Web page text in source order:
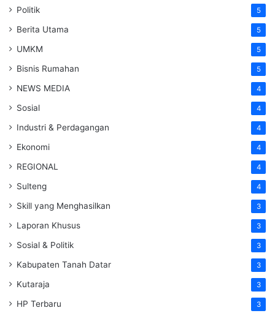
Politik 5
Berita Utama 5
UMKM 5
Bisnis Rumahan 5
NEWS MEDIA 4
Sosial 4
Industri & Perdagangan 4
Ekonomi 4
REGIONAL 4
Sulteng 4
Skill yang Menghasilkan 3
Laporan Khusus 3
Sosial & Politik 3
Kabupaten Tanah Datar 3
Kutaraja 3
HP Terbaru 3